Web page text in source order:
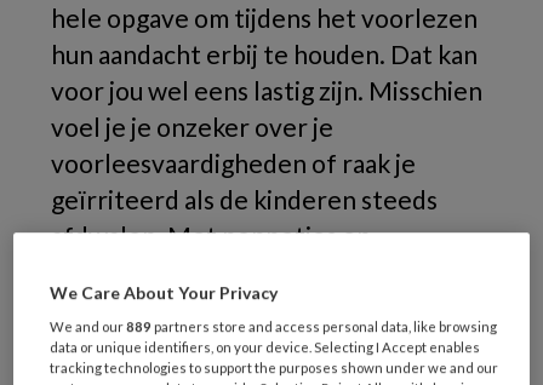
hele opgave om tijdens het voorlezen
hun aandacht erbij te houden. Dat kan
voor jou wel eens lastig zijn. Misschien
voel je je onzeker over je
voorleesvaardigheden of raak je
geïrriteerd als de kinderen steeds
afdwalen. Met poppetjes en
leven en raken alle kinderen helemaal
in de ban van het verhaal.
We Care About Your Privacy
We and our889 partners store and access personal data, like browsing
data or unique identifiers, on your device. Selecting I Accept enables
tracking technologies to support the purposes shown under we and our